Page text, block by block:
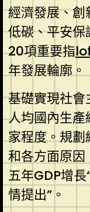
經濟發展、
低碳、平安
20項重要指
年發展輪廓。
基礎實現社
人均國內生產
家程度。規
和各方面原
五年GDP增
情提出”。